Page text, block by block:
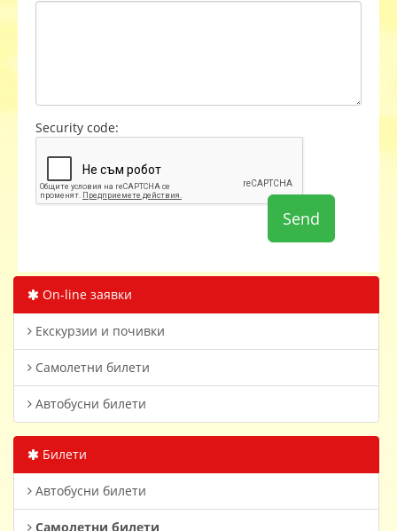
Security code:
On-line заявки
Екскурзии и почивки
Самолетни билети
Автобусни билети
Билети
Автобусни билети
Самолетни билети